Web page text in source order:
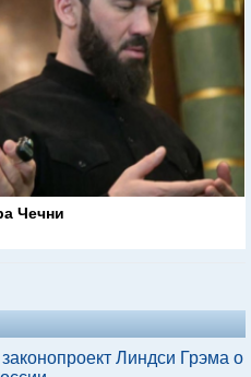
Чечни
Линдси Грэма о